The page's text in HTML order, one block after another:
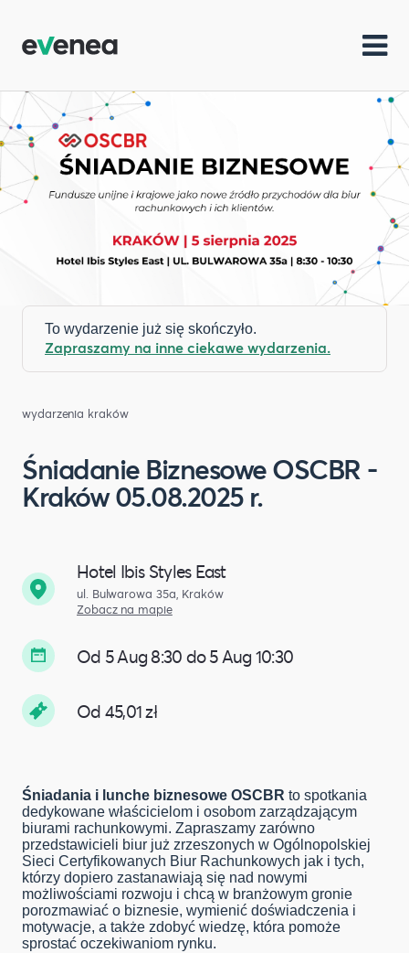
To wydarzenie już się skończyło.
Zapraszamy na inne ciekawe wydarzenia.
wydarzenia kraków
Śniadanie Biznesowe OSCBR -
Kraków 05.08.2025 r.
Hotel Ibis Styles East
ul. Bulwarowa 35a, Kraków
Zobacz na mapie
Od 5 Aug 8:30 do 5 Aug 10:30
Od 45,01 zł
Śniadania i lunche biznesowe OSCBR to spotkania
dedykowane właścicielom i osobom zarządzającym
biurami rachunkowymi. Zapraszamy zarówno
przedstawicieli biur już zrzeszonych w Ogólnopolskiej
Sieci Certyfikowanych Biur Rachunkowych jak i tych,
którzy dopiero zastanawiają się nad nowymi
możliwościami rozwoju i chcą w branżowym gronie
porozmawiać o biznesie, wymienić doświadczenia i
motywacje, a także zdobyć wiedzę, która pomoże
sprostać oczekiwaniom rynku.